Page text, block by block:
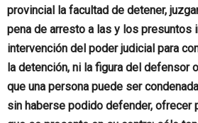
provincial la facultad de detener,
pena de arresto a las y los presuntos
intervención del poder judicial para
la detención, ni la figura del defensor
que una persona puede ser
sin haberse podido defender, ofrecer